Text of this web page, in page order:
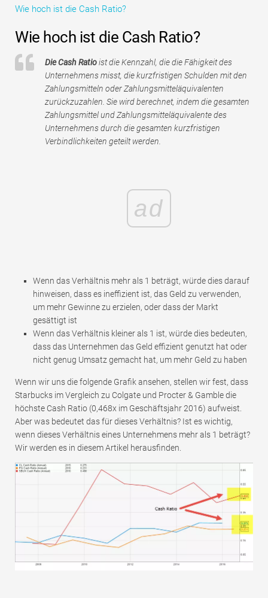
Tutorials zur Finanzmodellierung
Vollständige Form
Risikomanagement-Tutorials
Wie hoch ist die Cash Ratio?
Wie hoch ist die Cash Ratio?
Die Cash Ratioist die Kennzahl, die die Fähigkeit des
Unternehmens misst, die kurzfristigen Schulden mit den
Zahlungsmitteln oder Zahlungsmitteläquivalenten
zurückzuzahlen. Sie wird berechnet, indem die gesamten
Zahlungsmittel und Zahlungsmitteläquivalente des
Unternehmens durch die gesamten kurzfristigen
Verbindlichkeiten geteilt werden.
ad
Wenn das Verhältnis mehr als 1 beträgt, würde dies darauf
hinweisen, dass es ineffizient ist, das Geld zu verwenden,
um mehr Gewinne zu erzielen, oder dass der Markt
gesättigt ist
Wenn das Verhältnis kleiner als 1 ist, würde dies bedeuten,
dass das Unternehmen das Geld effizient genutzt hat oder
nicht genug Umsatz gemacht hat, um mehr Geld zu haben
Wenn wir uns die folgende Grafik ansehen, stellen wir fest, dass
Starbucks im Vergleich zu Colgate und Procter & Gamble die
höchste Cash Ratio (0,468x im Geschäftsjahr 2016) aufweist.
Aber was bedeutet das für dieses Verhältnis? Ist es wichtig,
wenn dieses Verhältnis eines Unternehmens mehr als 1 beträgt?
Wir werden es in diesem Artikel herausfinden.